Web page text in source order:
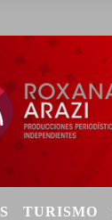
TURISMO